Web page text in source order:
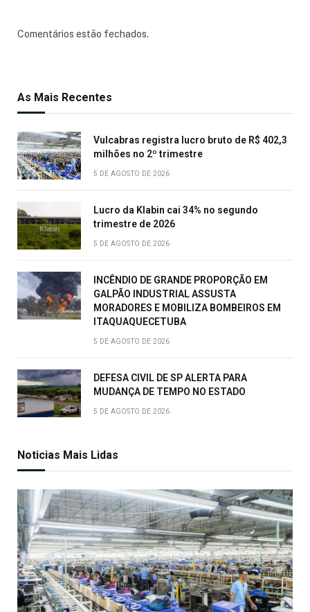
Comentários estão fechados.
As Mais Recentes
Vulcabras registra lucro bruto de R$ 402,3
milhões no 2º trimestre
5 DE AGOSTO DE 2026
Lucro da Klabin cai 34% no segundo
trimestre de 2026
5 DE AGOSTO DE 2026
INCÊNDIO DE GRANDE PROPORÇÃO EM
GALPÃO INDUSTRIAL ASSUSTA
MORADORES E MOBILIZA BOMBEIROS EM
ITAQUAQUECETUBA
5 DE AGOSTO DE 2026
DEFESA CIVIL DE SP ALERTA PARA
MUDANÇA DE TEMPO NO ESTADO
5 DE AGOSTO DE 2026
Noticias Mais Lidas